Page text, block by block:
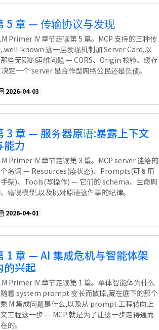
5 章 — 传输协议与发现
Primer IV 章节走读第 5 篇。MCP 支持的三种传
known 这一层发现机制加 Server Card,以
些无聊的运维问题 — CORS、Origin 校验、缓存
定一个 server 是合作型网络公民还是负债。
2026-04-03
3 章 — 服务器原语:暴露上下文
能力
Primer IV 章节走读第 3 篇。MCP server 能给的
名词 — Resources(读状态)、Prompts(可复用
架)、Tools(写操作) — 它们的 schema、生命周
错误模型,以及挑对原语这件事的纪律。
2026-04-01
1 章 — AI 集成危机与智能体架
的兴起
Primer IV 章节走读第 1 篇。单体智能体为什么
着 system prompt 变长而散掉,藏在底下的那个
M 集成问题是什么,以及从 prompt 工程转向上
工程这一步 — MCP 就是为了让这一步走得通而
的。